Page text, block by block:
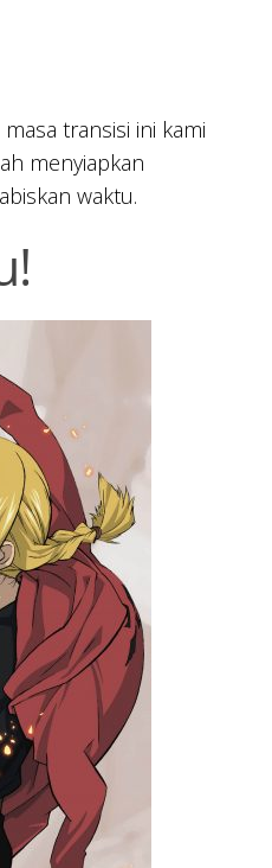
transisi ini kami
menyiapkan
waktu.